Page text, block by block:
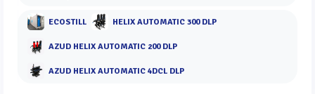
ECOSTILL HELIX AUTOMATIC 300 DLP
AZUD HELIX AUTOMATIC 200 DLP
AZUD HELIX AUTOMATIC 4DCL DLP